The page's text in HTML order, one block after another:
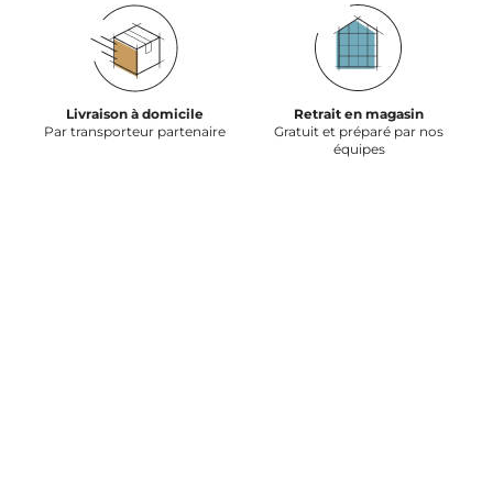
Livraison à domicile
Par transporteur partenaire
Retrait en magasin
Gratuit et préparé par nos
équipes